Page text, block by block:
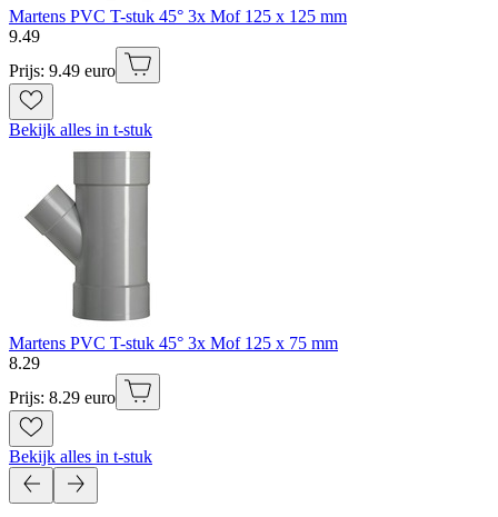
Martens PVC T-stuk 45° 3x Mof 125 x 125 mm
9.49
Prijs: 9.49 euro
Bekijk alles in t-stuk
Martens PVC T-stuk 45° 3x Mof 125 x 75 mm
8.29
Prijs: 8.29 euro
Bekijk alles in t-stuk